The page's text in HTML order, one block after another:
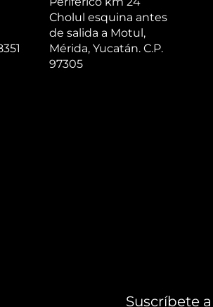
Cholul esquina antes
de salida a Motul,
Mérida, Yucatán. C.P.
97305
Suscríbete